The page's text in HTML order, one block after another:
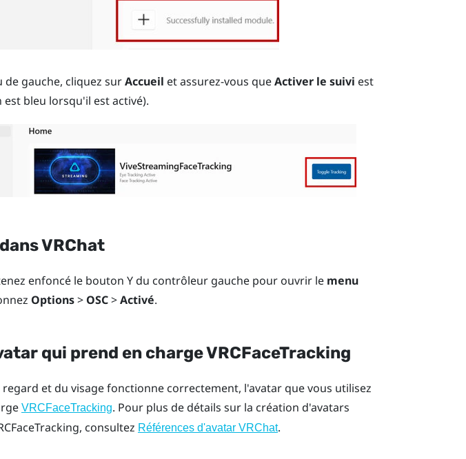
de gauche, cliquez surAccueil et assurez-vous queActiver le suivi est
bleu lorsqu'il est activé).
VRChat
enfoncé le bouton Ydu contrôleur gauche pour ouvrir le menu
Options> OSC>Activé.
qui prend en charge VRCFaceTracking
et du visage fonctionne correctement, l'avatar que vous utilisez
VRCFaceTracking. Pour plus de détails sur la création d'avatars
consultez Références d'avatar VRChat.